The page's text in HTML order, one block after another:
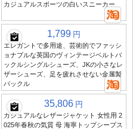
カジュアルスポーツの白いスニーカー
1,799 円
エレガントで多用途、芸術的でファッシ
ョナブルな英国のヴィンテージベルトバ
ックルシングルシューズ、JKの小さなレ
ザーシューズ、足を疲れさせない金属製
バックル
35,806 円
カジュアルなレザージャケット 女性用 2
025年春秋の気質 母 海寧トップシープス